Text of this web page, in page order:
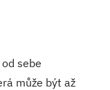
sebe
může být až